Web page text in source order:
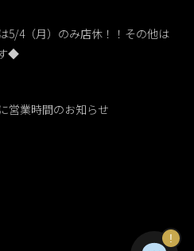
5/4（月）のみ店休！！その他は
◆
営業時間のお知らせ
!